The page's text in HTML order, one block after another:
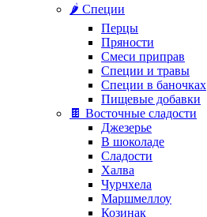
🌶️ Специи
Перцы
Пряности
Смеси приправ
Специи и травы
Специи в баночках
Пищевые добавки
🍫 Восточные сладости
Джезерье
В шоколаде
Сладости
Халва
Чурчхела
Маршмеллоу
Козинак